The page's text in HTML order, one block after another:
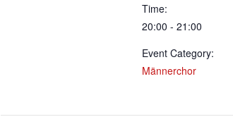
Time:
20:00 - 21:00
Event Category:
Männerchor